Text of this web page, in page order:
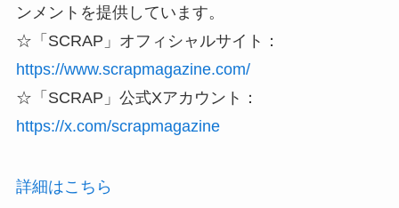
ンメントを提供しています。
☆「SCRAP」オフィシャルサイト：
https://www.scrapmagazine.com/
☆「SCRAP」公式Xアカウント：
https://x.com/scrapmagazine
詳細はこちら